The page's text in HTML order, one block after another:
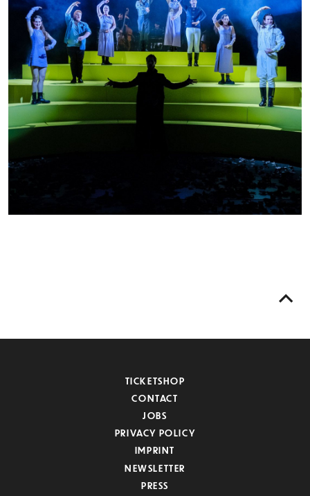
TICKETSHOP
CONTACT
JOBS
PRIVACY POLICY
IMPRINT
NEWSLETTER
PRESS